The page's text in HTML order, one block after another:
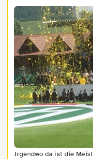
Irgendwo da ist die